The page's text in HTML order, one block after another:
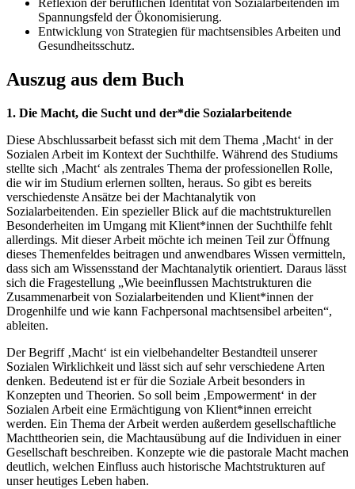
Reflexion der beruflichen Identität von Sozialarbeitenden im
Spannungsfeld der Ökonomisierung.
Entwicklung von Strategien für machtsensibles Arbeiten und
Gesundheitsschutz.
Auszug aus dem Buch
1. Die Macht, die Sucht und der*die Sozialarbeitende
Diese Abschlussarbeit befasst sich mit dem Thema ‚Macht‘ in der
Sozialen Arbeit im Kontext der Suchthilfe. Während des Studiums
stellte sich ‚Macht‘ als zentrales Thema der professionellen Rolle,
die wir im Studium erlernen sollten, heraus. So gibt es bereits
verschiedenste Ansätze bei der Machtanalytik von
Sozialarbeitenden. Ein spezieller Blick auf die machtstrukturellen
Besonderheiten im Umgang mit Klient*innen der Suchthilfe fehlt
allerdings. Mit dieser Arbeit möchte ich meinen Teil zur Öffnung
dieses Themenfeldes beitragen und anwendbares Wissen vermitteln,
dass sich am Wissensstand der Machtanalytik orientiert. Daraus lässt
sich die Fragestellung „Wie beeinflussen Machtstrukturen die
Zusammenarbeit von Sozialarbeitenden und Klient*innen der
Drogenhilfe und wie kann Fachpersonal machtsensibel arbeiten“,
ableiten.
Der Begriff ‚Macht‘ ist ein vielbehandelter Bestandteil unserer
Sozialen Wirklichkeit und lässt sich auf sehr verschiedene Arten
denken. Bedeutend ist er für die Soziale Arbeit besonders in
Konzepten und Theorien. So soll beim ‚Empowerment‘ in der
Sozialen Arbeit eine Ermächtigung von Klient*innen erreicht
werden. Ein Thema der Arbeit werden außerdem gesellschaftliche
Machttheorien sein, die Machtausübung auf die Individuen in einer
Gesellschaft beschreiben. Konzepte wie die pastorale Macht machen
deutlich, welchen Einfluss auch historische Machtstrukturen auf
unser heutiges Leben haben.